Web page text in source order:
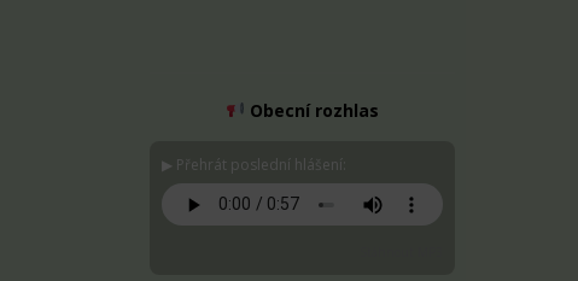
Obecní rozhlas
▶ Přehrát poslední hlášení: